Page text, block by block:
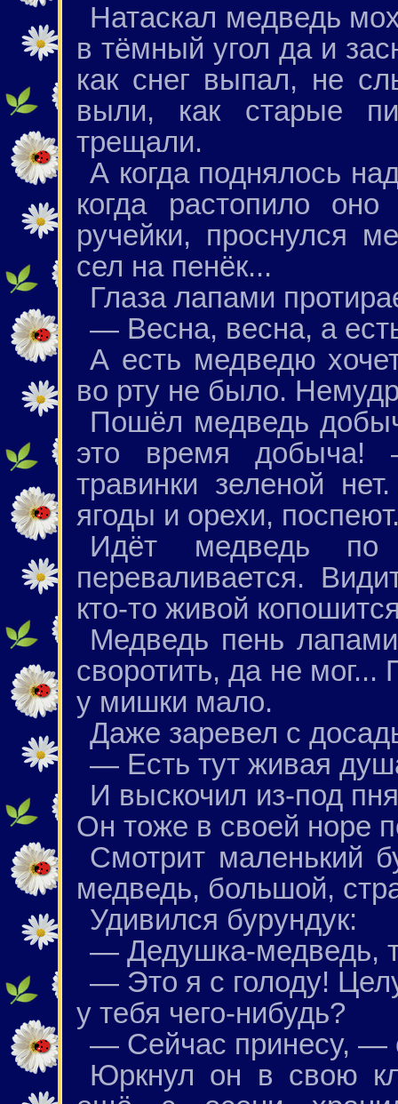
Натаскал медведь
в тёмный угол да и
как снег выпал, не
выли, как старые
трещали.
А когда поднялось
когда растопило
ручейки, проснулся
сел на пенёк...
Глаза лапами
— Весна, весна, а
А есть медведю
во рту не было.
Пошёл медведь
это время
травинки зеленой
ягоды и орехи,
Идёт медведь
переваливается.
кто-то живой
Медведь пень
своротить, да не мог...
у мишки мало.
Даже заревел с
— Есть тут живая
И выскочил из-под
Он тоже в своей норе
Смотрит маленький
медведь, большой,
Удивился бурундук:
— Дедушка-медведь,
— Это я с голоду!
у тебя чего-нибудь?
— Сейчас принесу, —
Юркнул он в свою